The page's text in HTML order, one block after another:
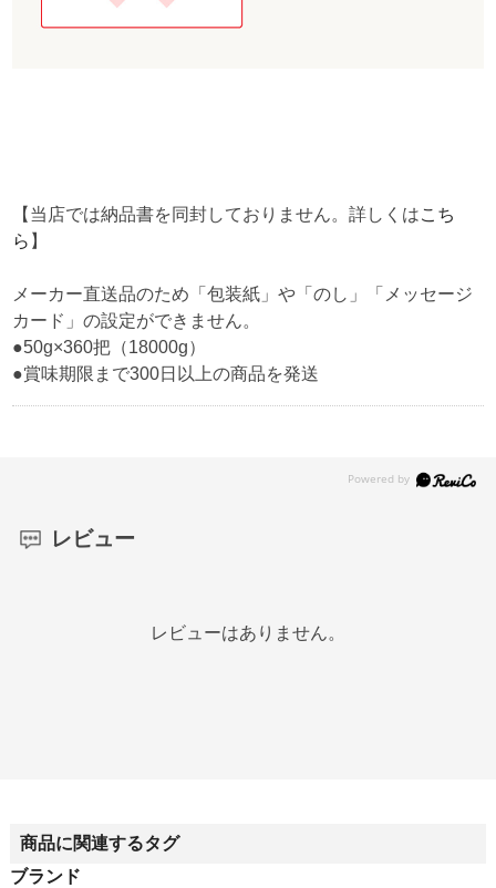
【当店では納品書を同封しておりません。詳しくはこち
ら 】
メーカー直送品のため「包装紙」や「のし」「メッセージ
カード」の設定ができません。
●50g×360把（18000g）
●賞味期限まで300日以上の商品を発送
レビュー
レビューはありません。
商品に関連するタグ
ブランド